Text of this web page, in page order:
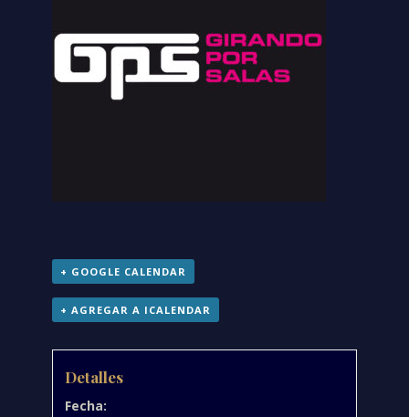
+ GOOGLE CALENDAR
+ AGREGAR A ICALENDAR
Detalles
Fecha: